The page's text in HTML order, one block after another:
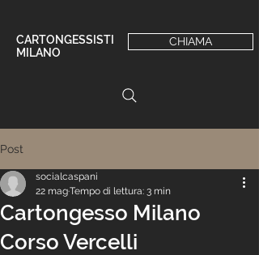
CARTONGESSISTI
MILANO
CHIAMA
Post
Cartongesso Milano
Corso Vercelli
socialcaspani
22 magTempo di lettura: 3 min